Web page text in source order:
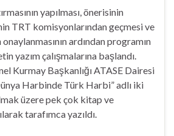
yapılması, önerisinin
TRT komisyonlarından geçmesi ve
ardından programın
yazım çalışmalarına başlandı.
Kurmay Başkanlığı ATASE Dairesi
Harbinde Türk Harbi” adlı iki
üzere pek çok kitap ve
tarafımca yazıldı.